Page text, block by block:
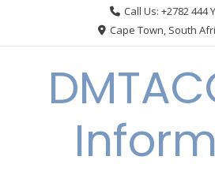
Call Us: +2782 444
Cape Town, South